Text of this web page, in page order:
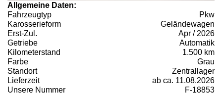
Allgemeine Daten:
Fahrzeugtyp
Pkw
Karosserieform
Geländewagen
Erst-Zul.
Apr / 2026
Getriebe
Automatik
Kilometerstand
1.500 km
Farbe
Grau
Standort
Zentrallager
Lieferzeit
ab ca. 11.08.2026
Unsere Nummer
F-18853